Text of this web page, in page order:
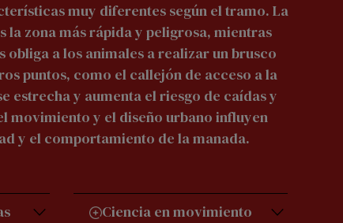
muy diferentes según el tramo. La
la zona más rápida y peligrosa, mientras
obliga a los animales a realizar un brusco
puntos, como el callejón de acceso a la
estrecha y aumenta el riesgo de caídas y
movimiento y el diseño urbano influyen
y el comportamiento de la manada.
Ciencia en movimiento